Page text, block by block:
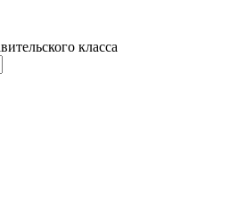
класса